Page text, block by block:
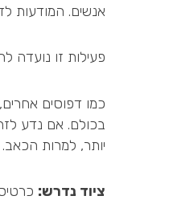
אנשים. המודעות
פעילות זו נועדה
כמו דפוסים
בכולם. אם נדע
יותר, למרות הכאב.
ציוד נדרש: